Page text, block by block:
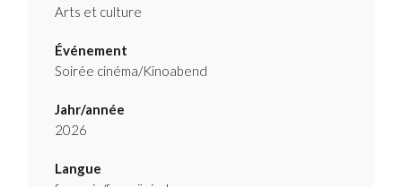
Arts et culture
Événement
Soirée cinéma/Kinoabend
Jahr/année
2026
Langue